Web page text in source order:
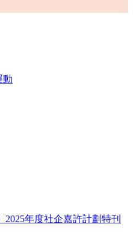
動
2025年度社企嘉許計劃特刊